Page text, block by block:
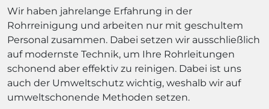
Wir haben jahrelange Erfahrung in der
Rohrreinigung und arbeiten nur mit geschultem
Personal zusammen. Dabei setzen wir ausschließlich
auf modernste Technik, um Ihre Rohrleitungen
schonend aber effektiv zu reinigen. Dabei ist uns
auch der Umweltschutz wichtig, weshalb wir auf
umweltschonende Methoden setzen.